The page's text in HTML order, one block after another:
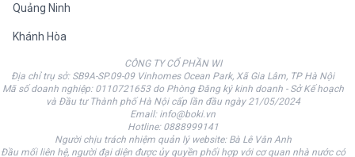
Quảng Ninh
Khánh Hòa
CÔNG TY CỔ PHẦN WI
Địa chỉ trụ sở: SB9A-SP.09-09 Vinhomes Ocean Park, Xã Gia Lâm, TP Hà Nội
Mã số doanh nghiệp: 0110721653 do Phòng Đăng ký kinh doanh - Sở Kế hoạch
và Đầu tư Thành phố Hà Nội cấp lần đầu ngày 21/05/2024
Email: info@boki.vn
Hotline: 0888999141
Người chịu trách nhiệm quản lý website: Bà Lê Vân Anh
Đầu mối liên hệ, người đại diện được ủy quyền phối hợp với cơ quan nhà nước có